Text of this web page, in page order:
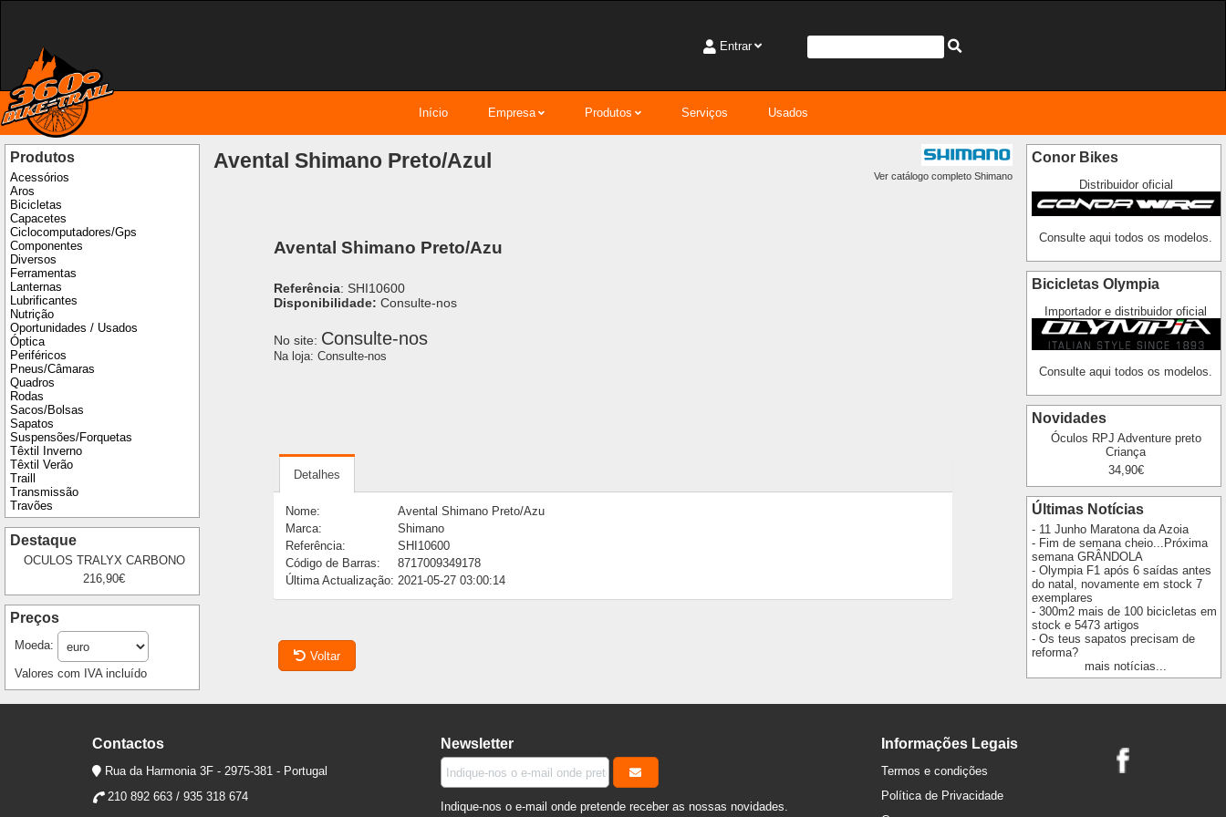
Entrar
Início Empresa Produtos Serviços Usados
Produtos
Acessórios
Aros
Bicicletas
Capacetes
Ciclocomputadores/Gps
Componentes
Diversos
Ferramentas
Lanternas
Lubrificantes
Nutrição
Oportunidades / Usados
Óptica
Periféricos
Pneus/Câmaras
Quadros
Rodas
Sacos/Bolsas
Sapatos
Suspensões/Forquetas
Têxtil Inverno
Têxtil Verão
Traill
Transmissão
Travões
Destaque
OCULOS TRALYX CARBONO
216,90€
Preços
Moeda:
Valores com IVA incluído
Avental Shimano Preto/Azul
Ver catálogo completo Shimano
Avental Shimano Preto/Azu
Referência: SHI10600
Disponibilidade: Consulte-nos
No site: Consulte-nos
Na loja: Consulte-nos
Detalhes
Nome:
Avental Shimano Preto/Azu
Marca:
Shimano
Referência:
SHI10600
Código de Barras:
8717009349178
Última Actualização: 2021-05-27 03:00:14
Voltar
Conor Bikes
Distribuidor oficial
Consulte aqui todos os modelos.
Bicicletas Olympia
Importador e distribuidor oficial
Consulte aqui todos os modelos.
Novidades
Óculos RPJ Adventure preto
Criança
34,90€
Últimas Notícias
- 11 Junho Maratona da Azoia
- Fim de semana cheio...Próxima
semana GRÂNDOLA
- Olympia F1 após 6 saídas antes
do natal, novamente em stock 7
exemplares
- 300m2 mais de 100 bicicletas em
stock e 5473 artigos
- Os teus sapatos precisam de
reforma?
mais notícias...
Contactos
Rua da Harmonia 3F - 2975-381 - Portugal
210 892 663 / 935 318 674
Newsletter
Indique-nos o e-mail onde pretende receber as nossas novidades.
Informações Legais
Termos e condições
Política de Privacidade